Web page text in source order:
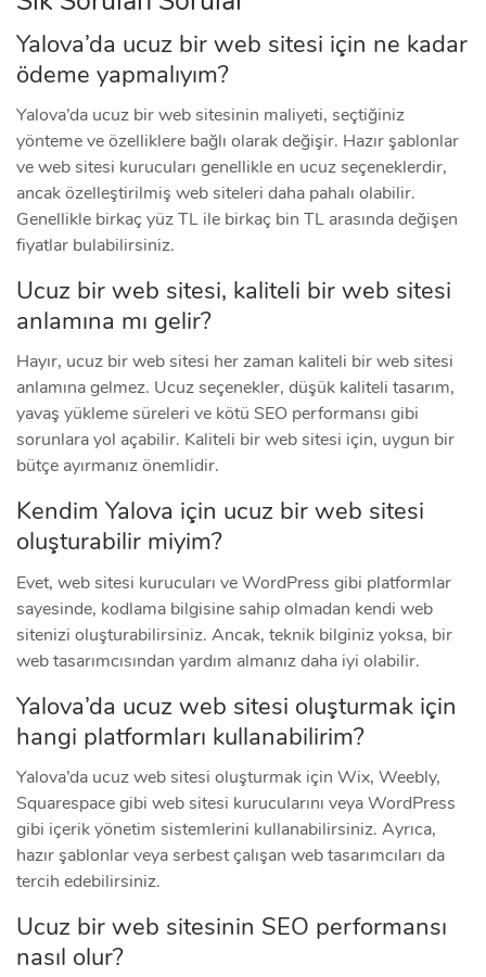
Yalova’da ucuz bir web sitesi için ne kadar
ödeme yapmalıyım?
Yalova’da ucuz bir web sitesinin maliyeti, seçtiğiniz
yönteme ve özelliklere bağlı olarak değişir. Hazır şablonlar
ve web sitesi kurucuları genellikle en ucuz seçeneklerdir,
ancak özelleştirilmiş web siteleri daha pahalı olabilir.
Genellikle birkaç yüz TL ile birkaç bin TL arasında değişen
fiyatlar bulabilirsiniz.
Ucuz bir web sitesi, kaliteli bir web sitesi
anlamına mı gelir?
Hayır, ucuz bir web sitesi her zaman kaliteli bir web sitesi
anlamına gelmez. Ucuz seçenekler, düşük kaliteli tasarım,
yavaş yükleme süreleri ve kötü SEO performansı gibi
sorunlara yol açabilir. Kaliteli bir web sitesi için, uygun bir
bütçe ayırmanız önemlidir.
Kendim Yalova için ucuz bir web sitesi
oluşturabilir miyim?
Evet, web sitesi kurucuları ve WordPress gibi platformlar
sayesinde, kodlama bilgisine sahip olmadan kendi web
sitenizi oluşturabilirsiniz. Ancak, teknik bilginiz yoksa, bir
web tasarımcısından yardım almanız daha iyi olabilir.
Yalova’da ucuz web sitesi oluşturmak için
hangi platformları kullanabilirim?
Yalova’da ucuz web sitesi oluşturmak için Wix, Weebly,
Squarespace gibi web sitesi kurucularını veya WordPress
gibi içerik yönetim sistemlerini kullanabilirsiniz. Ayrıca,
hazır şablonlar veya serbest çalışan web tasarımcıları da
tercih edebilirsiniz.
Ucuz bir web sitesinin SEO performansı
nasıl olur?